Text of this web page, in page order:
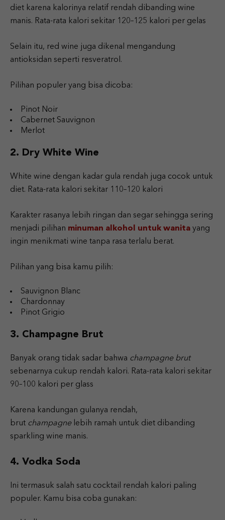
diet karena kalorinya relatif rendah dibanding wine
manis. Rata-rata kalori sekitar 120–125 kalori per gelas
Selain itu, red wine juga dikenal mengandung
antioksidan seperti resveratrol.
Pilihan populer yang bisa dicoba:
Pinot Noir
Cabernet Sauvignon
Merlot
2. Dry White Wine
White wine dengan kadar gula rendah juga cocok untuk
diet. Rata-rata kalori sekitar 110–120 kalori
Karakter rasanya lebih ringan dan segar sehingga sering
menjadi pilihan minuman alkohol untuk wanita yang
ingin menikmati wine tanpa rasa terlalu berat.
Pilihan yang bisa kamu pilih:
Sauvignon Blanc
Chardonnay
Pinot Grigio
3. Champagne Brut
Banyak orang tidak sadar bahwa champagne brut
sebenarnya cukup rendah kalori. Rata-rata kalori sekitar
90–100 kalori per glass
Karena kandungan gulanya rendah,
brut champagne lebih ramah untuk diet dibanding
sparkling wine manis.
4. Vodka Soda
Ini termasuk salah satu cocktail rendah kalori paling
populer. Kamu bisa coba gunakan: